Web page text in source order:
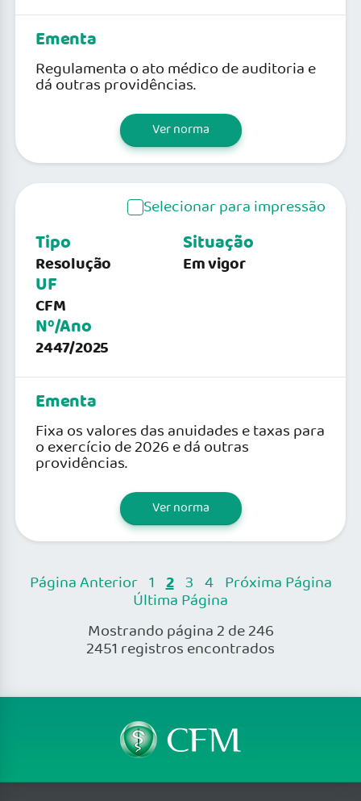
Ementa
Regulamenta o ato médico de auditoria e
dá outras providências.
Ver norma
Selecionar para impressão
Tipo
Resolução
UF
CFM
Nº/Ano
2447/2025
Situação
Em vigor
Ementa
Fixa os valores das anuidades e taxas para
o exercício de 2026 e dá outras
providências.
Ver norma
Página Anterior 1 2 3 4 Próxima Página
Última Página
Mostrando página 2 de 246
2451 registros encontrados